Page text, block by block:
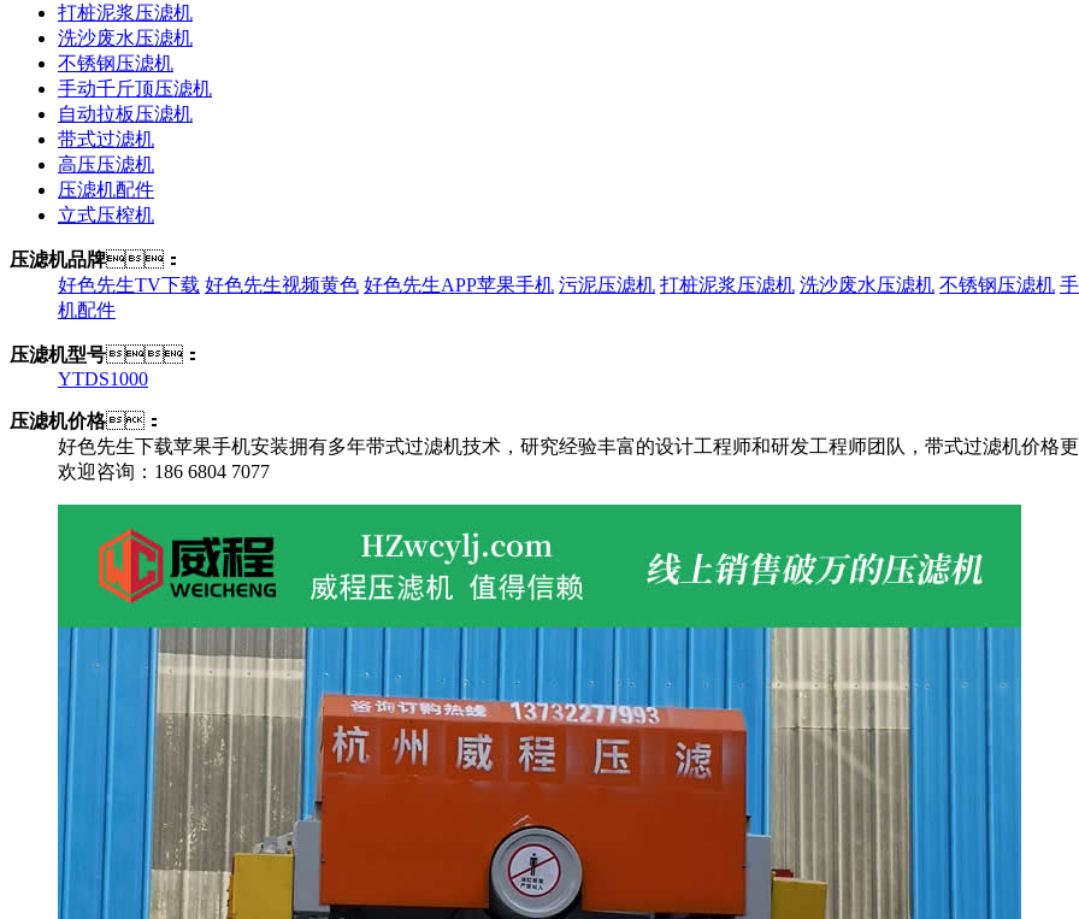
打桩泥浆压滤机
洗沙废水压滤机
不锈钢压滤机
手动千斤顶压滤机
自动拉板压滤机
带式过滤机
高压压滤机
压滤机配件
立式压榨机
压滤机品牌：
好色先生TV下载 好色先生视频黄色 好色先生APP苹果手机 污泥压滤机 打桩泥浆压滤机 洗沙废水压滤机 不锈钢压滤机
机配件
压滤机型号：
YTDS1000
压滤机价格：
好色先生下载苹果手机安装拥有多年带式过滤机技术，研究经验丰富的设计工程师和研发工程师团队，带式过滤机价格更实惠
欢迎咨询：186 6804 7077